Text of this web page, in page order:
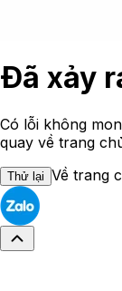
Đã xảy
Có lỗi không
quay về trang
Thử lại Về trang